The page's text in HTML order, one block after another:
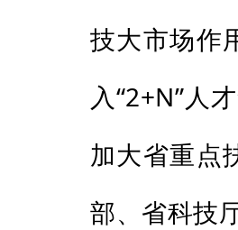
技大市场作
入“2+N”人
加大省重点
部、省科技